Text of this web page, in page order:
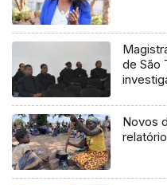
de São
Novos